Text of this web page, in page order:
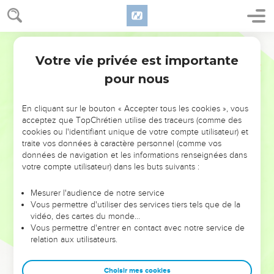
NE MANQUEZ PAS L’ÉVÉNEMENT
DE L’ANNÉE !
ET SI LEURS ERREURS POUVAIENT VOUS ÉVITER LES
VOTRES ?
leur foi ou leur vision. Mais on voit moins les doutes, les erreurs
et les saisons difficiles qu'ils ont traversés, alors même que ce
sont elles qui les ont façonnés.
Dans cette conférence, leaders, entrepreneurs, et responsables
clés pour avancer avec plus de sagesse afin que leurs erreurs
Votre vie privée est importante
pour nous
En cliquant sur le bouton « Accepter tous les cookies », vous
acceptez que TopChrétien utilise des traceurs (comme des
cookies ou l'identifiant unique de votre compte utilisateur) et
traite vos données à caractère personnel (comme vos
données de navigation et les informations renseignées dans
votre compte utilisateur) dans les buts suivants :
Mesurer l'audience de notre service
Vous permettre d'utiliser des services tiers tels que de la
vidéo, des cartes du monde…
Vous permettre d'entrer en contact avec notre service de
relation aux utilisateurs.
Choisir mes cookies